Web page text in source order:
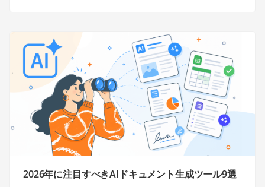
2026年に注目すべきAIドキュメント生成ツール9選